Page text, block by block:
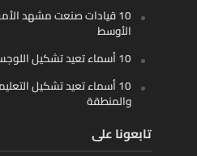
10 قيادات صنعت مشهد
الأوسط
10 أسماء تعيد تشكيل اللوجستيات الذكية في الخليج
10 أسماء تعيد تشكيل
والمنطقة
تابعونا على